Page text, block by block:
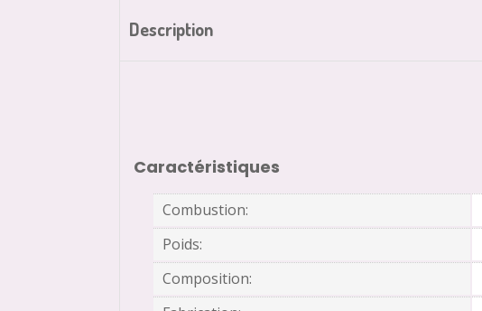
Description
Caractéristiques
Combustion:
Poids:
Composition: